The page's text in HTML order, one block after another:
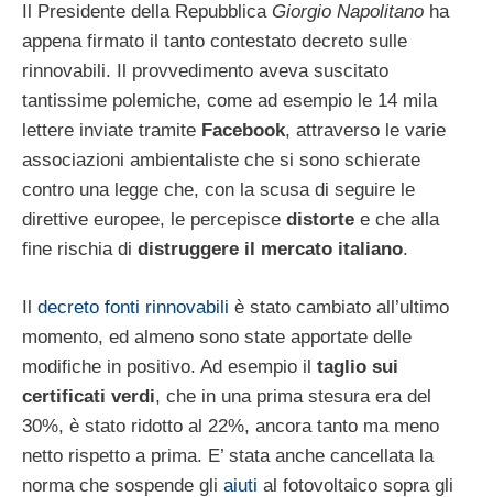
Il Presidente della Repubblica Giorgio Napolitano ha
appena firmato il tanto contestato decreto sulle
rinnovabili. Il provvedimento aveva suscitato
tantissime polemiche, come ad esempio le 14 mila
lettere inviate tramite Facebook, attraverso le varie
associazioni ambientaliste che si sono schierate
contro una legge che, con la scusa di seguire le
direttive europee, le percepisce distorte e che alla
fine rischia di distruggere il mercato italiano.
Il decreto fonti rinnovabili è stato cambiato all’ultimo
momento, ed almeno sono state apportate delle
modifiche in positivo. Ad esempio il taglio sui
certificati verdi, che in una prima stesura era del
30%, è stato ridotto al 22%, ancora tanto ma meno
netto rispetto a prima. E’ stata anche cancellata la
norma che sospende gli aiuti al fotovoltaico sopra gli